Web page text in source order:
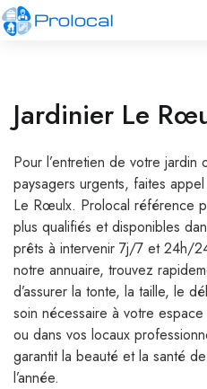
Jardinier Le
Pour l’entretien de votre jardin
paysagers urgents, faites
Le Rœulx. Prolocal référence
plus qualifiés et disponibles
prêts à intervenir 7j/7 et 24h/
notre annuaire, trouvez
d’assurer la tonte, la taille, le
soin nécessaire à votre
ou dans vos locaux
garantit la beauté et la santé
l’année.